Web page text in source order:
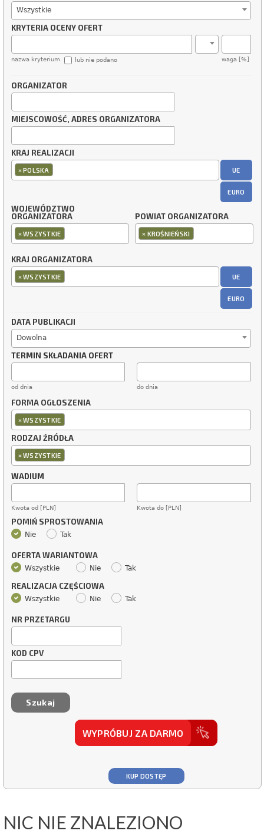
Wszystkie
KRYTERIA OCENY OFERT
nazwa kryterium waga [%]
lub nie podano
ORGANIZATOR
MIEJSCOWOŚĆ, ADRES ORGANIZATORA
KRAJ REALIZACJI
×POLSKA UE
EURO
WOJEWÓDZTWO
ORGANIZATORA
×WSZYSTKIE
POWIAT ORGANIZATORA
× KROŚNIEŃSKI
KRAJ ORGANIZATORA
×WSZYSTKIE UE
EURO
DATA PUBLIKACJI
Dowolna
TERMIN SKŁADANIA OFERT
od dnia do dnia
FORMA OGŁOSZENIA
×WSZYSTKIE
RODZAJ ŹRÓDŁA
×WSZYSTKIE
WADIUM
Kwota od [PLN] Kwota do [PLN]
POMIŃ SPROSTOWANIA
Nie Tak
OFERTA WARIANTOWA
Wszystkie Nie Tak
REALIZACJA CZĘŚCIOWA
Wszystkie Nie Tak
NR PRZETARGU
KOD CPV
WYPRÓBUJ ZA DARMO
KUP DOSTĘP
NIC NIE ZNALEZIONO